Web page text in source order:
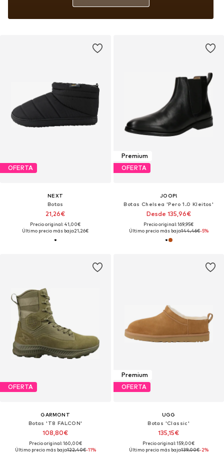
OFERTA
NEXT
Botas
21,26€
Precio original: 41,00€
Último precio más bajo:21,26€
Premium
OFERTA
JOOP!
Botas Chelsea 'Pero 1.0 Kleitos'
Desde 135,96€
Precio original: 169,95€
Último precio más bajo:144,46€-5%
OFERTA
GARMONT
Botas 'T8 FALCON'
108,80€
Precio original: 160,00€
Último precio más bajo:122,40€-11%
Premium
OFERTA
UGG
Botas 'Classic'
135,15€
Precio original: 159,00€
Último precio más bajo:139,00€-2%